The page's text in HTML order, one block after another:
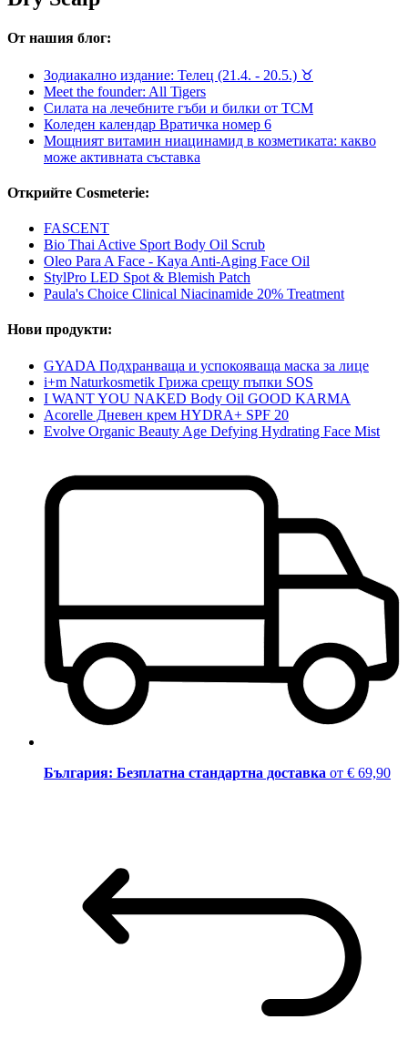
От нашия блог:
Зодиакално издание: Телец (21.4. - 20.5.) ♉︎
Meet the founder: All Tigers
Силата на лечебните гъби и билки от TCM
Коледен календар Вратичка номер 6
Мощният витамин ниацинамид в козметиката: какво
може активната съставка
Открийте Cosmeterie:
FASCENT
Bio Thai Active Sport Body Oil Scrub
Oleo Para A Face - Kaya Anti-Aging Face Oil
StylPro LED Spot & Blemish Patch
Paula's Choice Clinical Niacinamide 20% Treatment
Нови продукти:
GYADA Подхранваща и успокояваща маска за лице
i+m Naturkosmetik Грижа срещу пъпки SOS
I WANT YOU NAKED Body Oil GOOD KARMA
Acorelle Дневен крем HYDRA+ SPF 20
Evolve Organic Beauty Age Defying Hydrating Face Mist
България: Безплатна стандартна доставка от € 69,90